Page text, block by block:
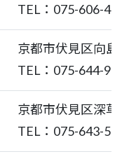
TEL：075-606-
京都市伏見区向
TEL：075-644-
京都市伏見区深
TEL：075-643-